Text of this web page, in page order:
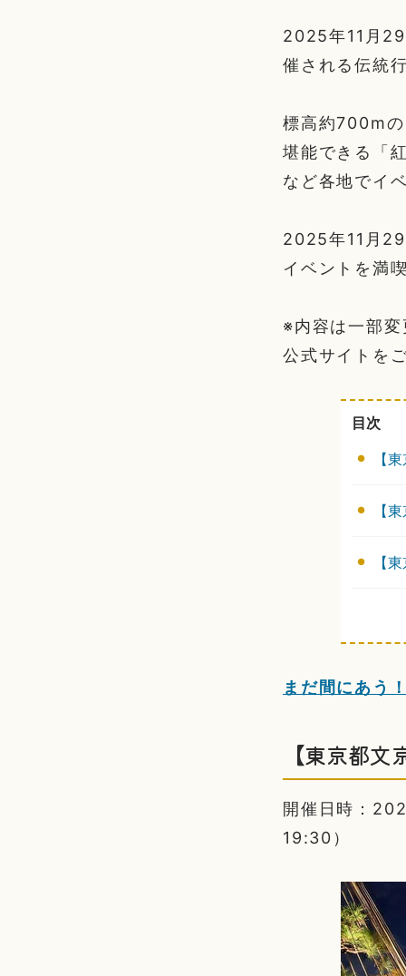
2025年11月
催される伝統
標高約700m
堪能できる「
など各地でイ
2025年11月
イベントを満
※内容は一部
公式サイトを
目次
【
【
【
まだ間にあう
【東京都
開催日時：
19:30）